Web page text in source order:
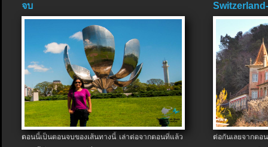
จบ
ตอนนี้เป็นตอนจบของเส้นทางนี้ เล่าต่อจากตอนที่แล้ว
ต่อกันเลยจากต